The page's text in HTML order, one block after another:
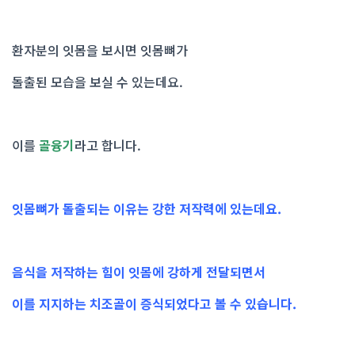
환자분의 잇몸을 보시면 잇몸뼈가
돌출된 모습을 보실 수 있는데요.
이를 골융기라고 합니다.
잇몸뼈가 돌출되는 이유는 강한 저작력에 있는데요.
음식을 저작하는 힘이 잇몸에 강하게 전달되면서
이를 지지하는 치조골이 증식되었다고 볼 수 있습니다.